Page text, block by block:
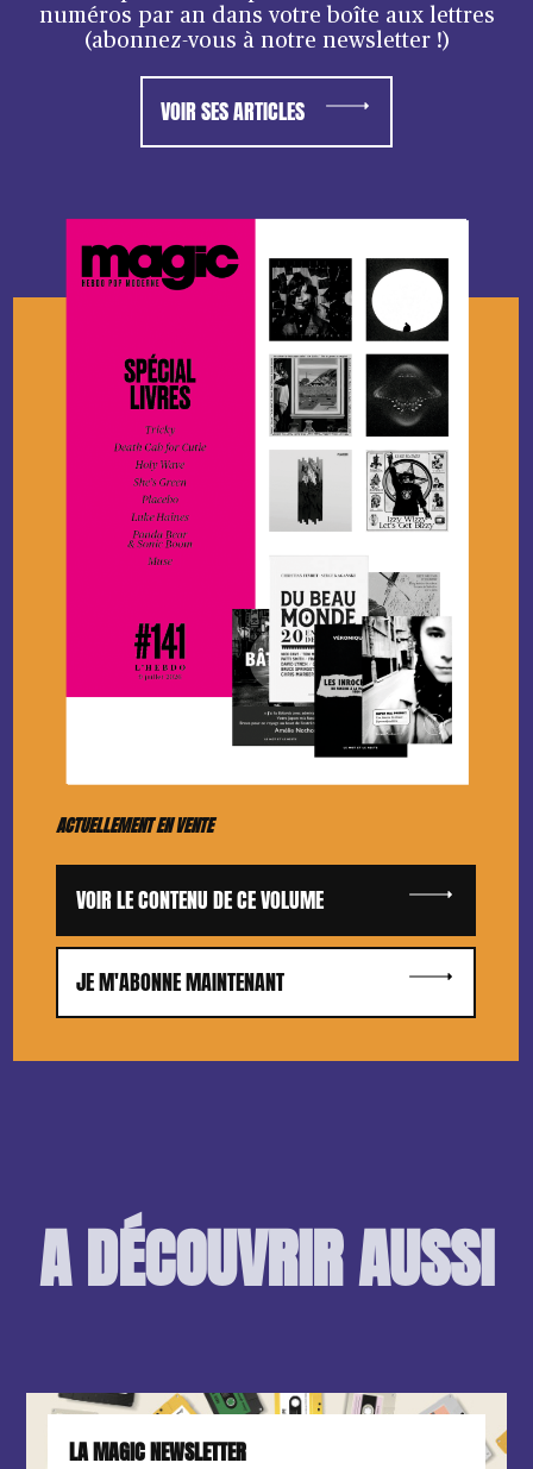
numéros par an dans votre boîte aux lettres
(abonnez-vous à notre newsletter !)
VOIR SES ARTICLES
ACTUELLEMENT EN VENTE
VOIR LE CONTENU DE CE VOLUME
JE M'ABONNE MAINTENANT
A DÉCOUVRIR AUSSI
LA MAGIC NEWSLETTER